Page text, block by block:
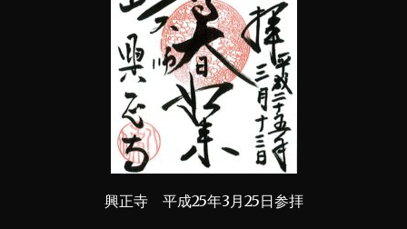
興正寺 平成25年3月25日参拝